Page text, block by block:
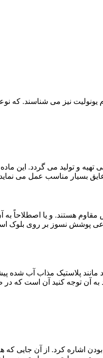
نیز می شناسند. که
و تولید می گردد. این ماده
بسیار مناسب عمل می
هستند. و یا اصطلاحاً به
پوشش نسوز بر روی بلوک
مانند پلاستیک مذاب آب